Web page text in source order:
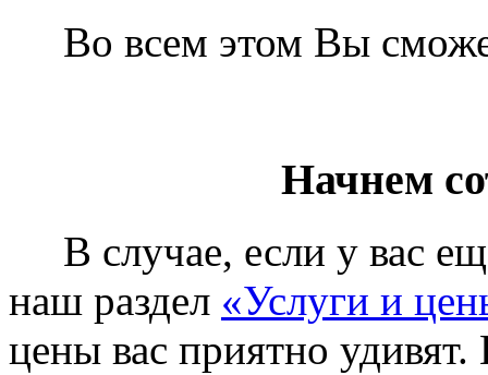
Во всем этом Вы
Начнем
В случае, если у вас
наш раздел «Услуги и
цены вас приятно